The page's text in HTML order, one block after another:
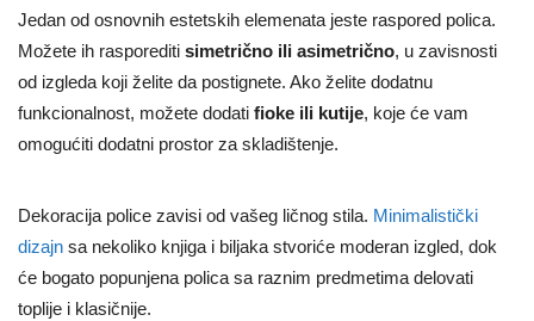
Jedan od osnovnih estetskih elemenata jeste raspored polica.
Možete ih rasporediti simetrično ili asimetrično, u zavisnosti
od izgleda koji želite da postignete. Ako želite dodatnu
funkcionalnost, možete dodati fioke ili kutije, koje će vam
omogućiti dodatni prostor za skladištenje.
Dekoracija police zavisi od vašeg ličnog stila. Minimalistički
dizajn sa nekoliko knjiga i biljaka stvoriće moderan izgled, dok
će bogato popunjena polica sa raznim predmetima delovati
toplije i klasičnije.